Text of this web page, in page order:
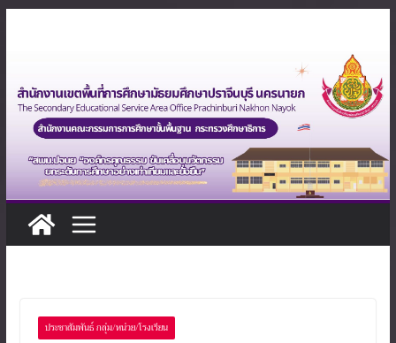
ประชาสัมพันธ์ กลุ่ม/หน่วย/โรงเรียน